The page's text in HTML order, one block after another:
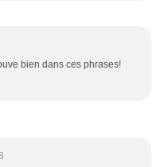
bien dans ces phrases!